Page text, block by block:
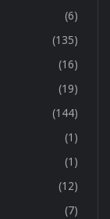
(6)
(135)
(16)
(19)
(144)
(1)
(1)
(12)
(7)